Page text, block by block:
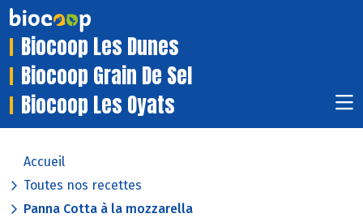
Biocoop Les Dunes
Biocoop Grain De Sel
Biocoop Les Oyats
Accueil
Toutes nos recettes
Panna Cotta à la mozzarella